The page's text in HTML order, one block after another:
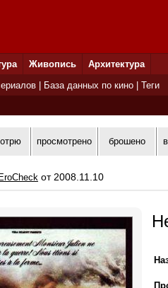
Живопись Архитектура
База данных по кино
Теги
просмотрено брошено
EroCheck от 2008.11.10